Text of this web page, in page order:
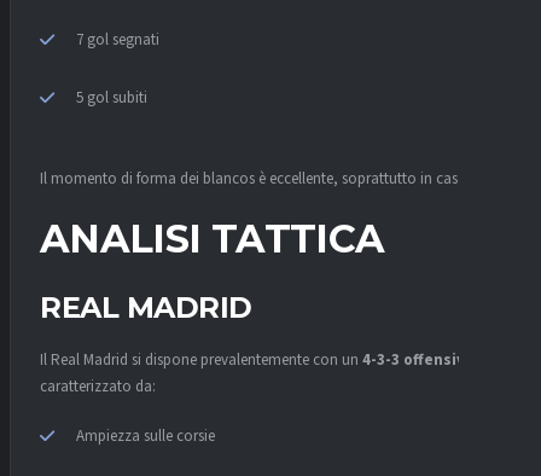
7 gol segnati
5 gol subiti
Il momento di forma dei blancos è eccellente, soprattutto in casa.
ANALISI TATTICA
REAL MADRID
Il Real Madrid si dispone prevalentemente con un 4-3-3 offensivo
caratterizzato da:
Ampiezza sulle corsie